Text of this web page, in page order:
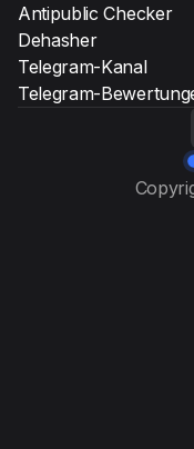
Antipublic Checker
Dehasher
Telegram-Kanal
Telegram-